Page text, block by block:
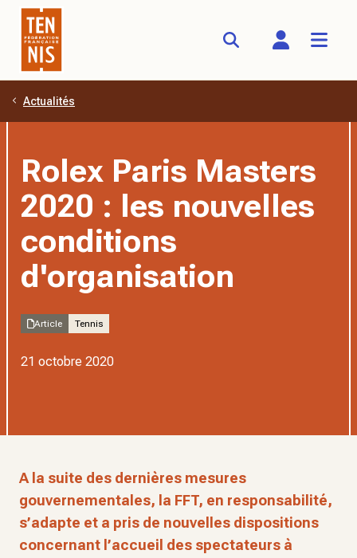
Aller au contenu principal
Actualités
Rolex Paris Masters
2020 : les nouvelles
conditions
d'organisation
Article Tennis
21 octobre 2020
A la suite des dernières mesures
gouvernementales, la FFT, en responsabilité,
s’adapte et a pris de nouvelles dispositions
concernant l’accueil des spectateurs à